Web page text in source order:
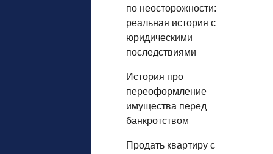
по неосторожности:
реальная история с
юридическими
последствиями
История про
переоформление
имущества перед
банкротством
Продать квартиру с